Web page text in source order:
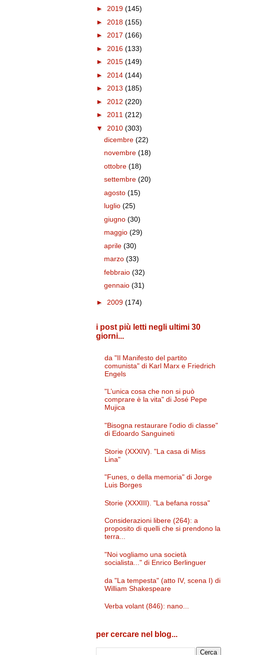
► 2019 (145)
► 2018 (155)
► 2017 (166)
► 2016 (133)
► 2015 (149)
► 2014 (144)
► 2013 (185)
► 2012 (220)
► 2011 (212)
▼ 2010 (303)
dicembre(22)
novembre(18)
ottobre(18)
settembre(20)
agosto(15)
luglio(25)
giugno(30)
maggio(29)
aprile(30)
marzo(33)
febbraio(32)
gennaio(31)
► 2009 (174)
i post più letti negli ultimi 30
giorni...
da "Il Manifesto del partito
comunista" di Karl Marx e Friedrich
Engels
"L’unica cosa che non si può
comprare è la vita" di José Pepe
Mujica
"Bisogna restaurare l'odio di classe"
di Edoardo Sanguineti
Storie (XXXIV). "La casa di Miss
Lina"
"Funes, o della memoria" di Jorge
Luis Borges
Storie (XXXIII). "La befana rossa"
Considerazioni libere (264): a
proposito di quelli che si prendono la
terra...
"Noi vogliamo una società
socialista..." di Enrico Berlinguer
da "La tempesta" (atto IV, scena I) di
William Shakespeare
Verba volant (846): nano...
per cercare nel blog...